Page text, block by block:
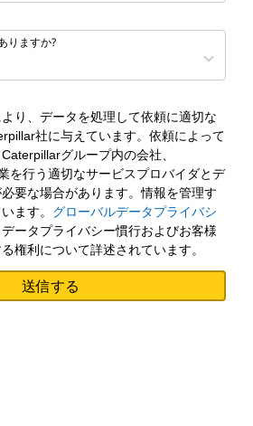
りますか?
り、データを処理して依頼に適切な
社に与えています。依頼によって
グループ内の会社、
を行う適切なサービスプロバイダとデ
要な場合があります。情報を管理す
ます。 グローバルデータプライバシ
ータプライバシー慣行およびお客様
権利について詳述されています。